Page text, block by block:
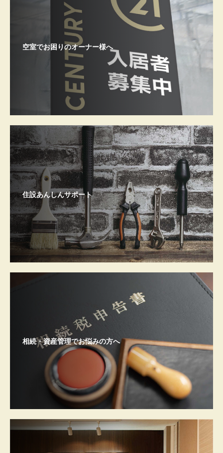
空室でお困りのオーナー様へ
住設あんしんサポート
相続・資産管理でお悩みの方へ